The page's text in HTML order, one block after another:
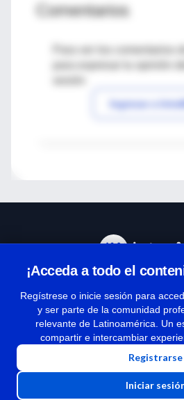
Comentarios
Para ver los comentarios
Ingresar a
¡Acceda a todo el
Regístrese o inicie sesión para
y ser parte de la comunidad
relevante de Latinoamérica. Un
compartir e intercambiar
Registrarse
Iniciar
Términos y
| Políticas de
| Todos los derechos reservados |